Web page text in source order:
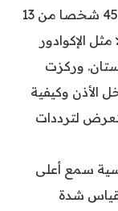
وأجرى الباحثون اختبارات سمع شملت 450 شخصا من 13
الإكوادور
وركزت
الأذن وكيفية
لترددات
سمع أعلى
لقياس شدة